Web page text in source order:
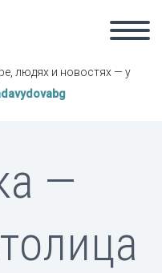
людях и новостях — у
—